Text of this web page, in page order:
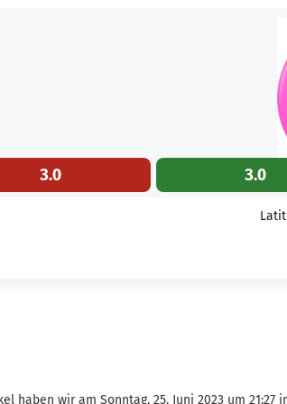
3.0 3.0
haben wir am Sonntag, 25. Juni 2023 um 21:27